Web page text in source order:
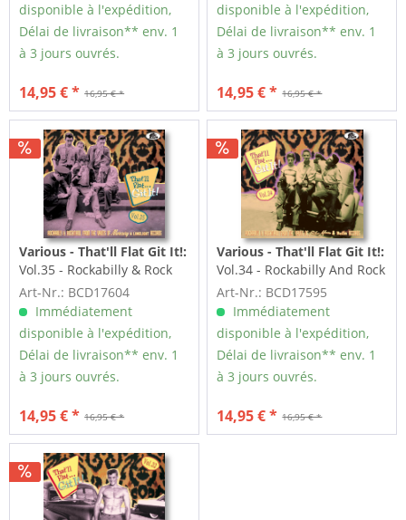
disponible à l'expédition,
Délai de livraison** env. 1
à 3 jours ouvrés.
16,95 € *
14,95 € *
disponible à l'expédition,
Délai de livraison** env. 1
à 3 jours ouvrés.
16,95 € *
14,95 € *
Various - That'll Flat Git It!:
Vol.35 - Rockabilly & Rock
'n' Roll From The...
Art-Nr.: BCD17604
Immédiatement
disponible à l'expédition,
Délai de livraison** env. 1
à 3 jours ouvrés.
16,95 € *
14,95 € *
Various - That'll Flat Git It!:
Vol.34 - Rockabilly And Rock
'n' Roll From The...
Art-Nr.: BCD17595
Immédiatement
disponible à l'expédition,
Délai de livraison** env. 1
à 3 jours ouvrés.
16,95 € *
14,95 € *